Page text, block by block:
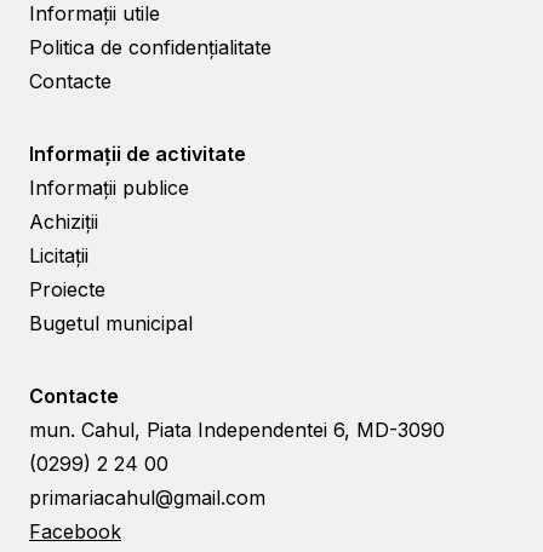
Informații utile
Politica de confidențialitate
Contacte
Informații de activitate
Informații publice
Achiziții
Licitații
Proiecte
Bugetul municipal
Contacte
mun. Cahul, Piata Independentei 6, MD-3090
(0299) 2 24 00
primariacahul@gmail.com
Facebook